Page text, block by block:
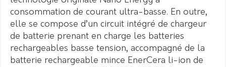
consommation de courant ultra-basse. En outre,
elle se compose d’un circuit intégré de chargeur
de batterie prenant en charge les batteries
rechargeables basse tension, accompagné de la
batterie rechargeable mince EnerCera li-ion de